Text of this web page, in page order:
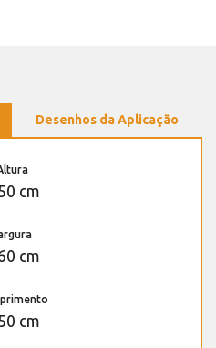
Desenhos da Aplicação
cm
cm
cm